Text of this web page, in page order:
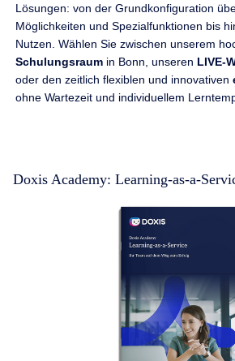
Lösungen: von der Grundkonfiguration
Möglichkeiten und Spezialfunktionen bis
Nutzen. Wählen Sie zwischen unserem
Schulungsraumin Bonn, unseren LIVE-
oder den zeitlich flexiblen und innovativen
ohne Wartezeit und individuellem
Doxis Academy: Learning-as-a-